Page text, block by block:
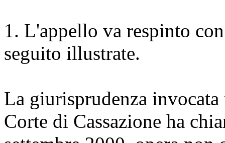
1. L'appello va respinto
seguito illustrate.
La giurisprudenza
Corte di Cassazione ha